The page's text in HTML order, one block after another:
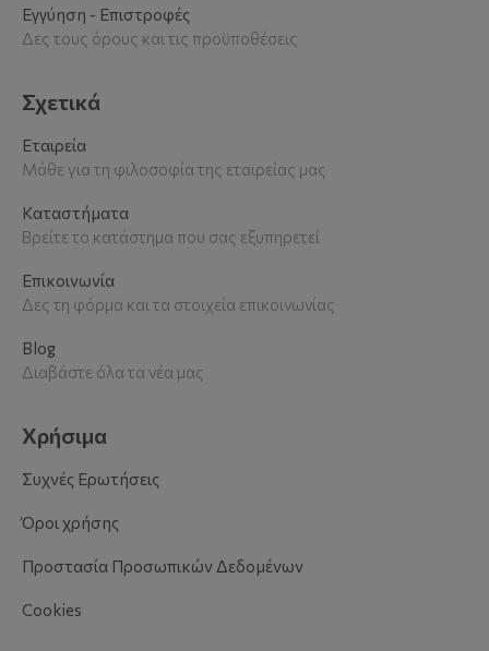
Εγγύηση - Επιστροφές
Δες τους όρους και τις προϋποθέσεις
Σχετικά
Εταιρεία
Μάθε για τη φιλοσοφία της εταιρείας μας
Καταστήματα
Βρείτε το κατάστημα που σας εξυπηρετεί
Επικοινωνία
Δες τη φόρμα και τα στοιχεία επικοινωνίας
Blog
Διαβάστε όλα τα νέα μας
Χρήσιμα
Συχνές Ερωτήσεις
Όροι χρήσης
Προστασία Προσωπικών Δεδομένων
Cookies